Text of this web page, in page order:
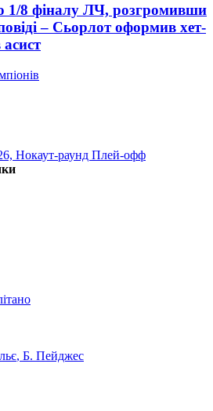
1/8 фіналу ЛЧ, розгромивши
– Сьорлот оформив хет-
Нокаут-раунд Плей-офф
, Б. Пейджес